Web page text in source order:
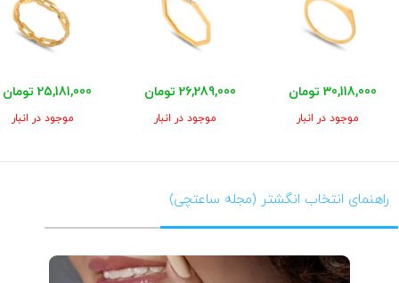
30,118,000 تومان
موجود در انبار
26,289,000 تومان
موجود در انبار
25,181,000 تومان
موجود در انبار
راهنمای انتخاب انگشتر (مجله ساعتچی)